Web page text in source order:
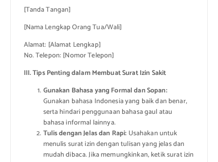
[Tanda Tangan]
[Nama Lengkap Orang Tua/Wali]
Alamat: [Alamat Lengkap]
No. Telepon: [Nomor Telepon]
III. Tips Penting dalam Membuat Surat Izin Sakit
Gunakan Bahasa yang Formal dan Sopan:
Gunakan bahasa Indonesia yang baik dan benar,
serta hindari penggunaan bahasa gaul atau
bahasa informal lainnya.
Tulis dengan Jelas dan Rapi: Usahakan untuk
menulis surat izin dengan tulisan yang jelas dan
mudah dibaca. Jika memungkinkan, ketik surat izin